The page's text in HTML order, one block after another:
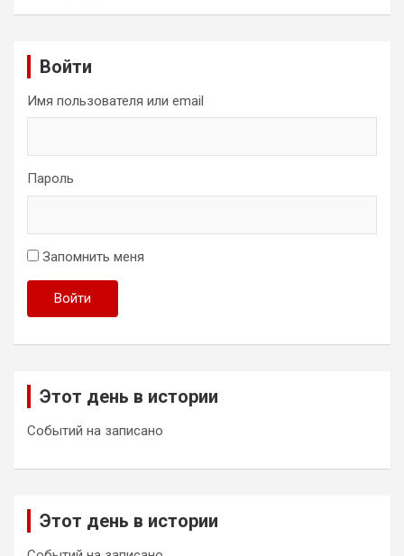
Войти
Имя пользователя или email
Пароль
Запомнить меня
Войти
Этот день в истории
Событий на записано
Этот день в истории